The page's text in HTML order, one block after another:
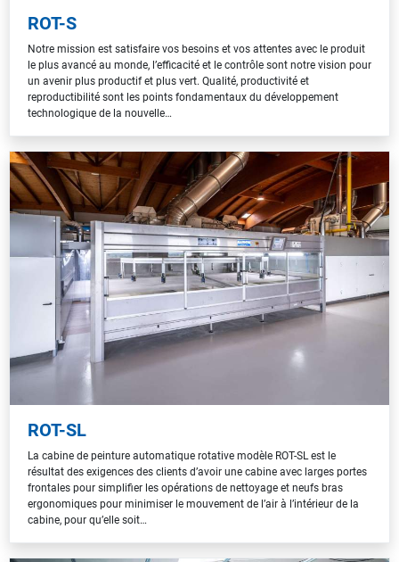
ROT-S
Notre mission est satisfaire vos besoins et vos attentes avec le produit
le plus avancé au monde, l’efficacité et le contrôle sont notre vision pour
un avenir plus productif et plus vert. Qualité, productivité et
reproductibilité sont les points fondamentaux du développement
technologique de la nouvelle…
ROT-SL
La cabine de peinture automatique rotative modèle ROT-SL est le
résultat des exigences des clients d’avoir une cabine avec larges portes
frontales pour simplifier les opérations de nettoyage et neufs bras
ergonomiques pour minimiser le mouvement de l’air à l’intérieur de la
cabine, pour qu’elle soit…